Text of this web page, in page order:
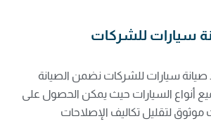
سيارات للشركات
سيارات للشركات نضمن الصيانة
أنواع السيارات حيث يمكن الحصول على
لتقليل تكاليف الإصلاحات